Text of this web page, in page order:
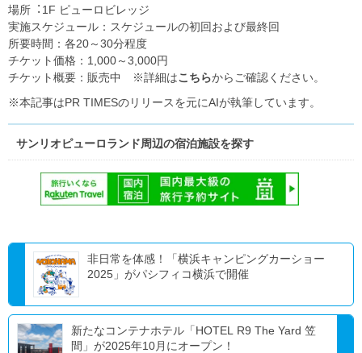
場所︓1F ピューロビレッジ
実施スケジュール：スケジュールの初回および最終回
所要時間：各20～30分程度
チケット価格：1,000～3,000円
チケット概要：販売中 ※詳細はこちらからご確認ください。
※本記事はPR TIMESのリリースを元にAIが執筆しています。
サンリオピューロランド周辺の宿泊施設を探す
非日常を体感！「横浜キャンピングカーショー
2025」がパシフィコ横浜で開催
新たなコンテナホテル「HOTEL R9 The Yard 笠
間」が2025年10月にオープン！